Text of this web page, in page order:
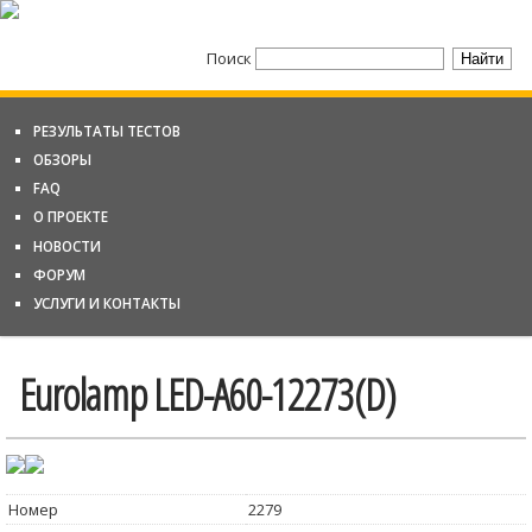
Поиск
РЕЗУЛЬТАТЫ ТЕСТОВ
ОБЗОРЫ
FAQ
О ПРОЕКТЕ
НОВОСТИ
ФОРУМ
УСЛУГИ И КОНТАКТЫ
Eurolamp LED-A60-12273(D)
Номер
2279